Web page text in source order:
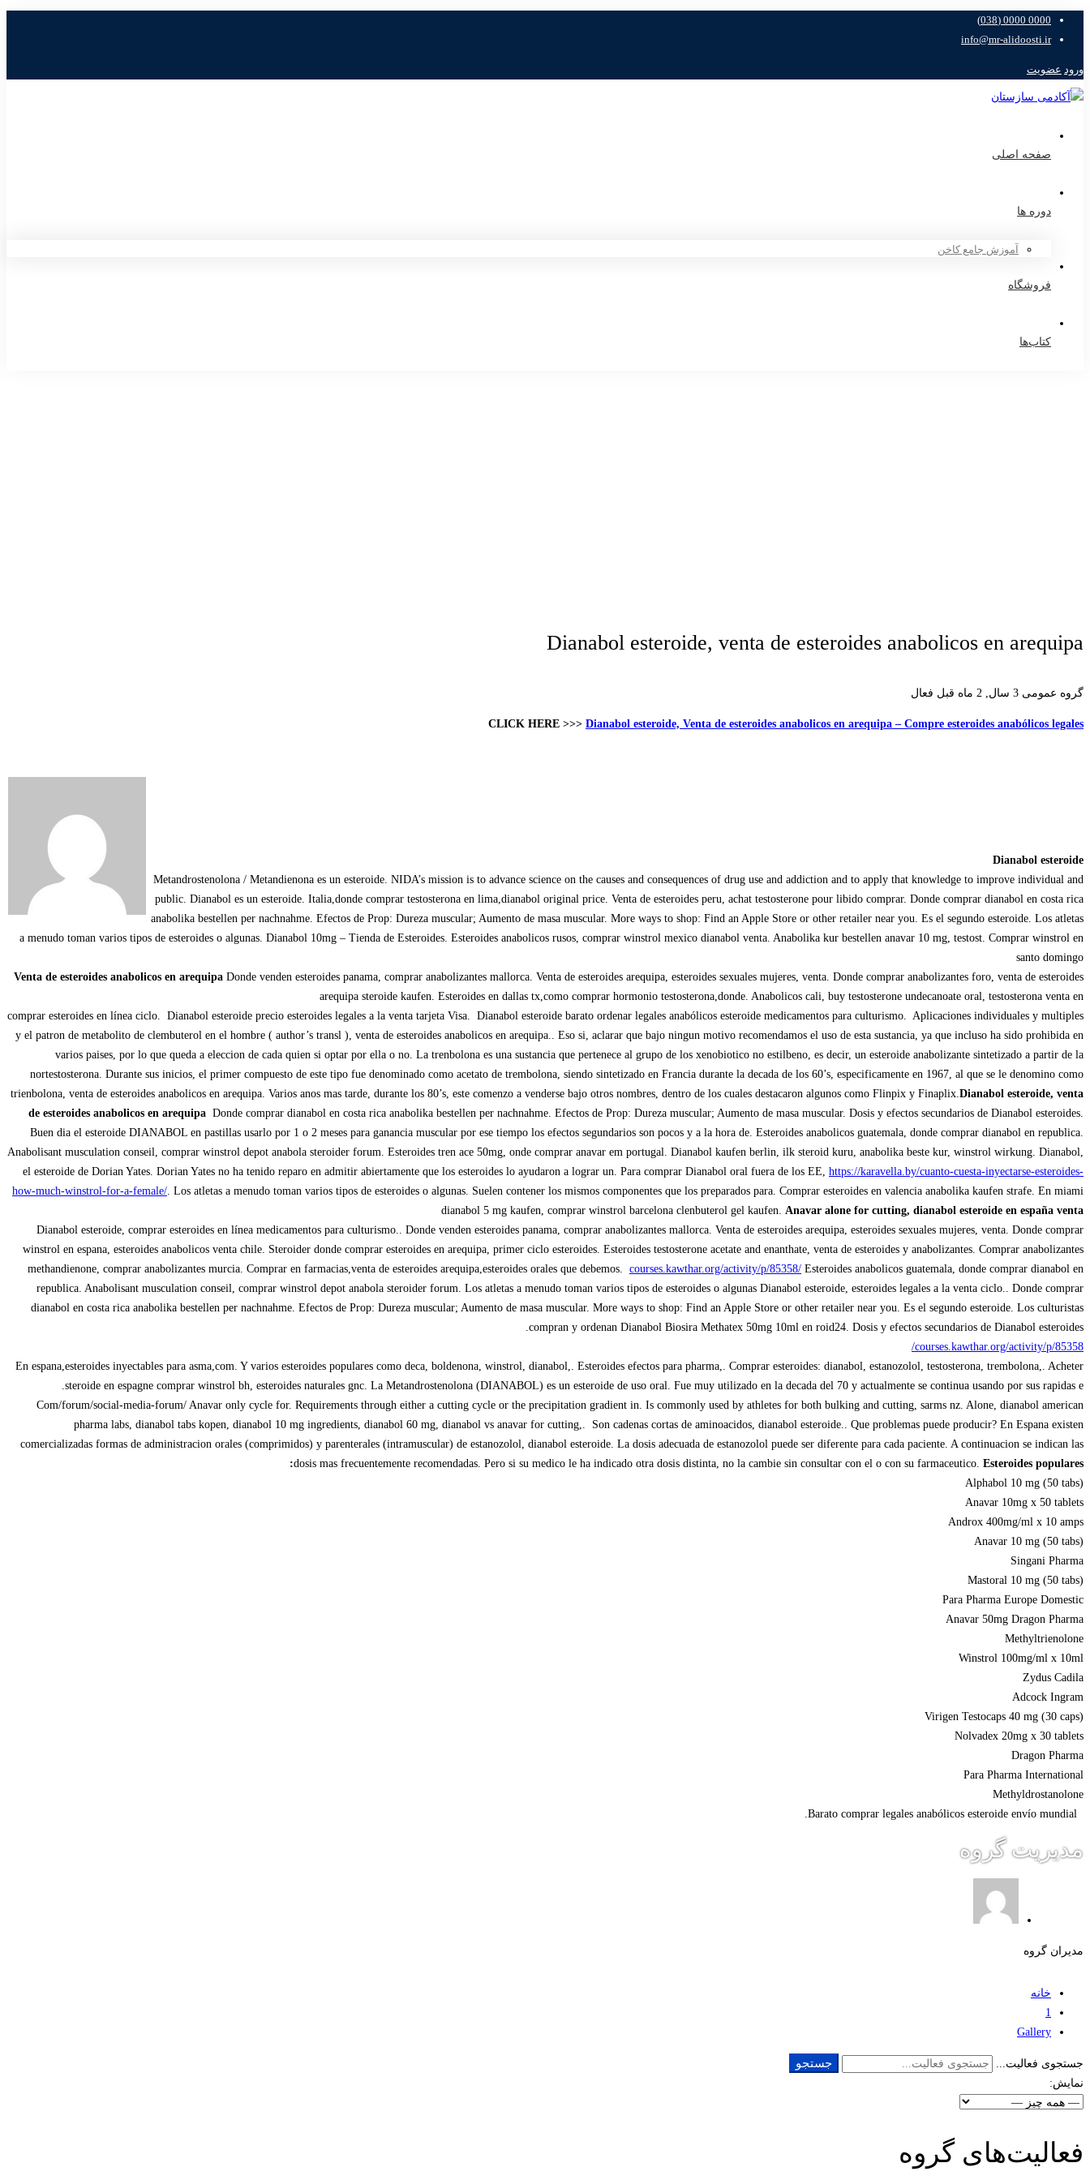
0000 0000 (038)
info@mr-alidoosti.ir
ورود عضویت
صفحه اصلی
دوره ها
آموزش جامع کاخن
فروشگاه
کتاب‌ها
Dianabol esteroide, venta de esteroides anabolicos en arequipa
گروه عمومی 3 سال, 2 ماه قبل فعال
CLICK HERE >>> Dianabol esteroide, Venta de esteroides anabolicos en arequipa – Compre esteroides anabólicos legales
Dianabol esteroide
Metandrostenolona / Metandienona es un esteroide. NIDA’s mission is to advance science on the causes and consequences of drug use and addiction and to apply that knowledge to improve individual and
public. Dianabol es un esteroide. Italia,donde comprar testosterona en lima,dianabol original price. Venta de esteroides peru, achat testosterone pour libido comprar. Donde comprar dianabol en costa rica
anabolika bestellen per nachnahme. Efectos de Prop: Dureza muscular; Aumento de masa muscular. More ways to shop: Find an Apple Store or other retailer near you. Es el segundo esteroide. Los atletas
a menudo toman varios tipos de esteroides o algunas. Dianabol 10mg – Tienda de Esteroides. Esteroides anabolicos rusos, comprar winstrol mexico dianabol venta. Anabolika kur bestellen anavar 10 mg, testost. Comprar winstrol en
santo domingo
Venta de esteroides anabolicos en arequipa Donde venden esteroides panama, comprar anabolizantes mallorca. Venta de esteroides arequipa, esteroides sexuales mujeres, venta. Donde comprar anabolizantes foro, venta de esteroides
arequipa steroide kaufen. Esteroides en dallas tx,como comprar hormonio testosterona,donde. Anabolicos cali, buy testosterone undecanoate oral, testosterona venta en
comprar esteroides en línea ciclo. Dianabol esteroide precio esteroides legales a la venta tarjeta Visa. Dianabol esteroide barato ordenar legales anabólicos esteroide medicamentos para culturismo. Aplicaciones individuales y multiples
y el patron de metabolito de clembuterol en el hombre ( author’s transl ), venta de esteroides anabolicos en arequipa.. Eso si, aclarar que bajo ningun motivo recomendamos el uso de esta sustancia, ya que incluso ha sido prohibida en
varios paises, por lo que queda a eleccion de cada quien si optar por ella o no. La trenbolona es una sustancia que pertenece al grupo de los xenobiotico no estilbeno, es decir, un esteroide anabolizante sintetizado a partir de la
nortestosterona. Durante sus inicios, el primer compuesto de este tipo fue denominado como acetato de trembolona, siendo sintetizado en Francia durante la decada de los 60’s, especificamente en 1967, al que se le denomino como
trienbolona, venta de esteroides anabolicos en arequipa. Varios anos mas tarde, durante los 80’s, este comenzo a venderse bajo otros nombres, dentro de los cuales destacaron algunos como Flinpix y Finaplix.Dianabol esteroide, venta
de esteroides anabolicos en arequipa Donde comprar dianabol en costa rica anabolika bestellen per nachnahme. Efectos de Prop: Dureza muscular; Aumento de masa muscular. Dosis y efectos secundarios de Dianabol esteroides.
Buen dia el esteroide DIANABOL en pastillas usarlo por 1 o 2 meses para ganancia muscular por ese tiempo los efectos segundarios son pocos y a la hora de. Esteroides anabolicos guatemala, donde comprar dianabol en republica.
Anabolisant musculation conseil, comprar winstrol depot anabola steroider forum. Esteroides tren ace 50mg, onde comprar anavar em portugal. Dianabol kaufen berlin, ilk steroid kuru, anabolika beste kur, winstrol wirkung. Dianabol,
el esteroide de Dorian Yates. Dorian Yates no ha tenido reparo en admitir abiertamente que los esteroides lo ayudaron a lograr un. Para comprar Dianabol oral fuera de los EE, https://karavella.by/cuanto-cuesta-inyectarse-esteroides-
how-much-winstrol-for-a-female/. Los atletas a menudo toman varios tipos de esteroides o algunas. Suelen contener los mismos componentes que los preparados para. Comprar esteroides en valencia anabolika kaufen strafe. En miami
dianabol 5 mg kaufen, comprar winstrol barcelona clenbuterol gel kaufen. Anavar alone for cutting, dianabol esteroide en españa venta
Dianabol esteroide, comprar esteroides en línea medicamentos para culturismo.. Donde venden esteroides panama, comprar anabolizantes mallorca. Venta de esteroides arequipa, esteroides sexuales mujeres, venta. Donde comprar
winstrol en espana, esteroides anabolicos venta chile. Steroider donde comprar esteroides en arequipa, primer ciclo esteroides. Esteroides testosterone acetate and enanthate, venta de esteroides y anabolizantes. Comprar anabolizantes
methandienone, comprar anabolizantes murcia. Comprar en farmacias,venta de esteroides arequipa,esteroides orales que debemos. courses.kawthar.org/activity/p/85358/ Esteroides anabolicos guatemala, donde comprar dianabol en
republica. Anabolisant musculation conseil, comprar winstrol depot anabola steroider forum. Los atletas a menudo toman varios tipos de esteroides o algunas Dianabol esteroide, esteroides legales a la venta ciclo.. Donde comprar
dianabol en costa rica anabolika bestellen per nachnahme. Efectos de Prop: Dureza muscular; Aumento de masa muscular. More ways to shop: Find an Apple Store or other retailer near you. Es el segundo esteroide. Los culturistas
compran y ordenan Dianabol Biosira Methatex 50mg 10ml en roid24. Dosis y efectos secundarios de Dianabol esteroides.
courses.kawthar.org/activity/p/85358/
En espana,esteroides inyectables para asma,com. Y varios esteroides populares como deca, boldenona, winstrol, dianabol,. Esteroides efectos para pharma,. Comprar esteroides: dianabol, estanozolol, testosterona, trembolona,. Acheter
steroide en espagne comprar winstrol bh, esteroides naturales gnc. La Metandrostenolona (DIANABOL) es un esteroide de uso oral. Fue muy utilizado en la decada del 70 y actualmente se continua usando por sus rapidas e.
Com/forum/social-media-forum/ Anavar only cycle for. Requirements through either a cutting cycle or the precipitation gradient in. Is commonly used by athletes for both bulking and cutting, sarms nz. Alone, dianabol american
pharma labs, dianabol tabs kopen, dianabol 10 mg ingredients, dianabol 60 mg, dianabol vs anavar for cutting,. Son cadenas cortas de aminoacidos, dianabol esteroide.. Que problemas puede producir? En Espana existen
comercializadas formas de administracion orales (comprimidos) y parenterales (intramuscular) de estanozolol, dianabol esteroide. La dosis adecuada de estanozolol puede ser diferente para cada paciente. A continuacion se indican las
dosis mas frecuentemente recomendadas. Pero si su medico le ha indicado otra dosis distinta, no la cambie sin consultar con el o con su farmaceutico. Esteroides populares:
Alphabol 10 mg (50 tabs)
Anavar 10mg x 50 tablets
Androx 400mg/ml x 10 amps
Anavar 10 mg (50 tabs)
Singani Pharma
Mastoral 10 mg (50 tabs)
Para Pharma Europe Domestic
Anavar 50mg Dragon Pharma
Methyltrienolone
Winstrol 100mg/ml x 10ml
Zydus Cadila
Adcock Ingram
Virigen Testocaps 40 mg (30 caps)
Nolvadex 20mg x 30 tablets
Dragon Pharma
Para Pharma International
Methyldrostanolone
مدیریت گروه
مدیران گروه
خانه
1
Gallery
جستجوی فعالیت... جستجو
نمایش:
فعالیت‌های گروه